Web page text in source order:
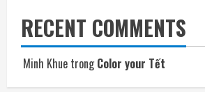
RECENT COMMENTS
Minh Khue trongColor your Tết